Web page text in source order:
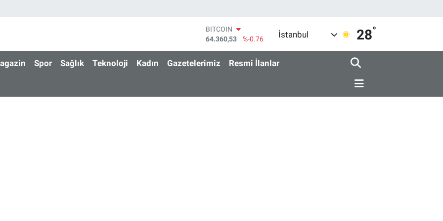
DOLAR
47,7069
%0.17
55,0265
%0.01
STERLİN
6574.81
%1.44
İstanbul 28°
Spor Sağlık Teknoloji Kadın Gazetelerimiz Resmi İlanlar